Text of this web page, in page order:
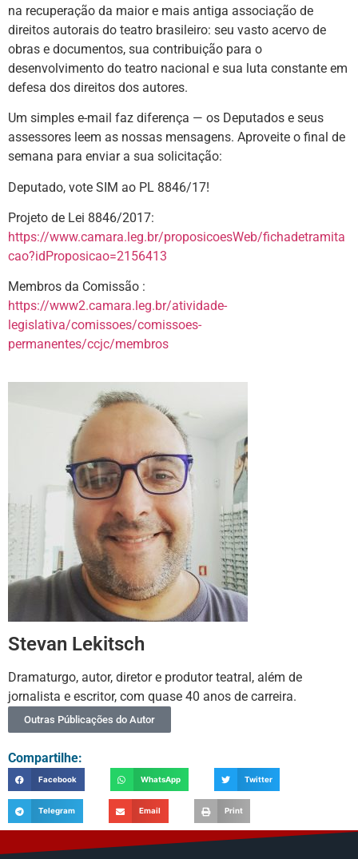
na recuperação da maior e mais antiga associação de
direitos autorais do teatro brasileiro: seu vasto acervo de
obras e documentos, sua contribuição para o
desenvolvimento do teatro nacional e sua luta constante em
defesa dos direitos dos autores.
Um simples e-mail faz diferença — os Deputados e seus
assessores leem as nossas mensagens. Aproveite o final de
semana para enviar a sua solicitação:
Deputado, vote SIM ao PL 8846/17!
Projeto de Lei 8846/2017:
https://www.camara.leg.br/proposicoesWeb/fichadetramita
cao?idProposicao=2156413
Membros da Comissão :
https://www2.camara.leg.br/atividade-
legislativa/comissoes/comissoes-
permanentes/ccjc/membros
Stevan Lekitsch
Dramaturgo, autor, diretor e produtor teatral, além de
jornalista e escritor, com quase 40 anos de carreira.
Outras Públicações do Autor
Compartilhe:
Facebook WhatsApp Twitter
Telegram Email Print